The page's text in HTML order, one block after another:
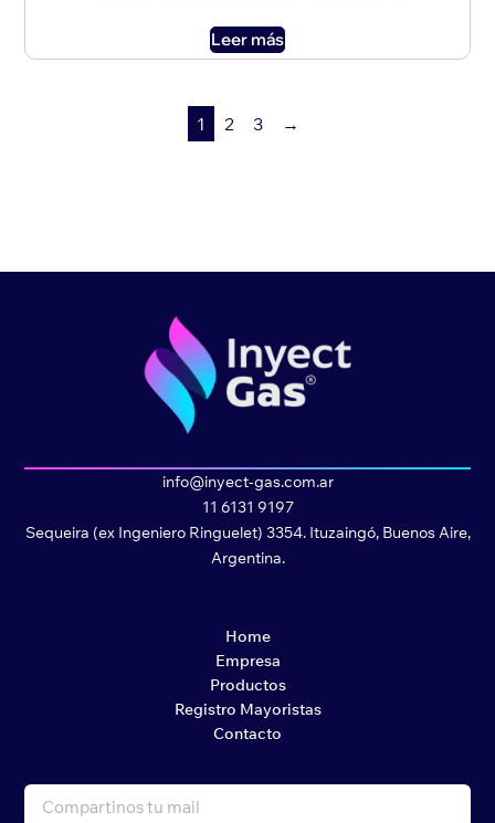
Leer más
1 2 3 →
info@inyect-gas.com.ar
11 6131 9197
Sequeira (ex Ingeniero Ringuelet) 3354. Ituzaingó, Buenos Aire,
Argentina.
Home
Empresa
Productos
Registro Mayoristas
Contacto